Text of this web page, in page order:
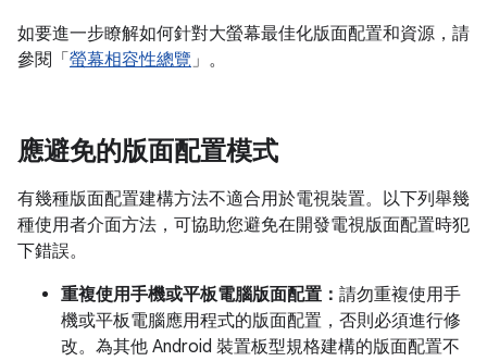
如要進一步瞭解如何針對大螢幕最佳化版面配置和資源，請
參閱「 螢幕相容性總覽」。
應避免的版面配置模式
有幾種版面配置建構方法不適合用於電視裝置。以下列舉幾
種使用者介面方法，可協助您避免在開發電視版面配置時犯
下錯誤。
重複使用手機或平板電腦版面配置： 請勿重複使用手
機或平板電腦應用程式的版面配置，否則必須進行修
改。為其他 Android 裝置板型規格建構的版面配置不